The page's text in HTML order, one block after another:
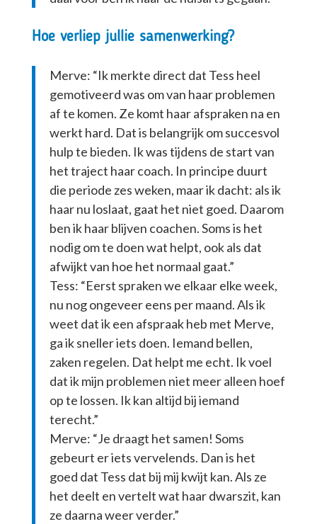
Hoe verliep jullie samenwerking?
Merve: “Ik merkte direct dat Tess heel
gemotiveerd was om van haar problemen
af te komen. Ze komt haar afspraken na en
werkt hard. Dat is belangrijk om succesvol
hulp te bieden. Ik was tijdens de start van
het traject haar coach. In principe duurt
die periode zes weken, maar ik dacht: als ik
haar nu loslaat, gaat het niet goed. Daarom
ben ik haar blijven coachen. Soms is het
nodig om te doen wat helpt, ook als dat
afwijkt van hoe het normaal gaat.”
Tess: “Eerst spraken we elkaar elke week,
nu nog ongeveer eens per maand. Als ik
weet dat ik een afspraak heb met Merve,
ga ik sneller iets doen. Iemand bellen,
zaken regelen. Dat helpt me echt. Ik voel
dat ik mijn problemen niet meer alleen hoef
op te lossen. Ik kan altijd bij iemand
terecht.”
Merve: “Je draagt het samen! Soms
gebeurt er iets vervelends. Dan is het
goed dat Tess dat bij mij kwijt kan. Als ze
het deelt en vertelt wat haar dwarszit, kan
ze daarna weer verder.”